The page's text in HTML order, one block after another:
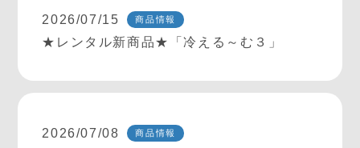
2026/07/15 商品情報
★レンタル新商品★「冷える～む３」
2026/07/08 商品情報